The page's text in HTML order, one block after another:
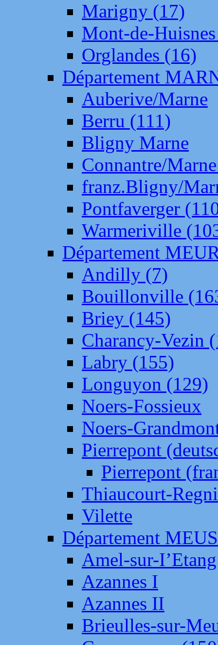
Marigny (17)
Mont-de-
Orglandes (16)
Département
Auberive/Marne
Berru (111)
Bligny Marne
Connantre/
franz.Bligny/
Pontfaverger
Warmeriville
Département
Andilly (7)
Bouillonville
Briey (145)
Charancy-Vezin
Labry (155)
Longuyon (129)
Noers-Fossieux
Noers-
Pierrepont
Pierrepont
Thiaucourt-
Vilette
Département
Amel-sur-
Azannes I
Azannes II
Brieulles-sur-